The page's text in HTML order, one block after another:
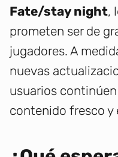
Fate/stay night,
prometen ser de
jugadores. A
nuevas
usuarios
contenido fresco y